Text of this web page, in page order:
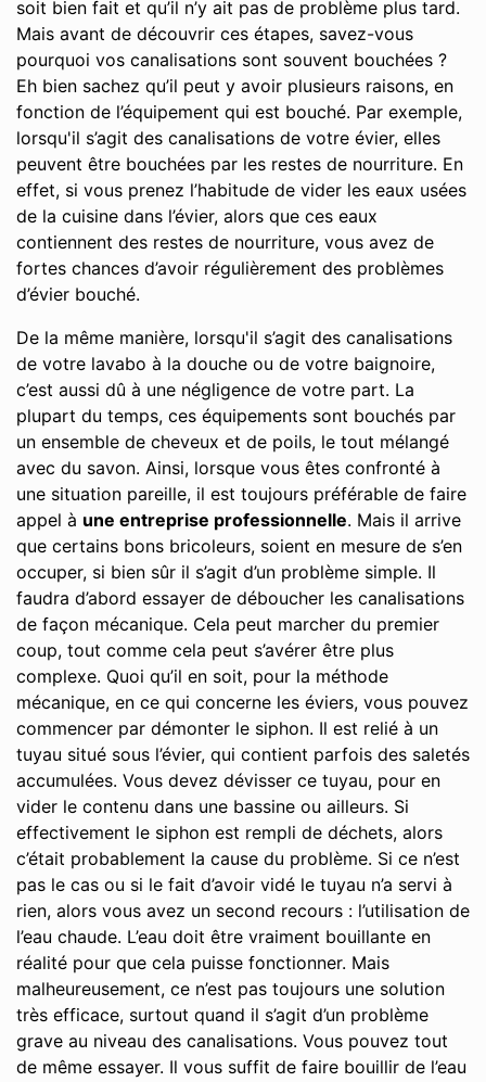
soit bien fait et qu’il n’y ait pas de problème plus tard.
Mais avant de découvrir ces étapes, savez-vous
pourquoi vos canalisations sont souvent bouchées ?
Eh bien sachez qu’il peut y avoir plusieurs raisons, en
fonction de l’équipement qui est bouché. Par exemple,
lorsqu'il s’agit des canalisations de votre évier, elles
peuvent être bouchées par les restes de nourriture. En
effet, si vous prenez l’habitude de vider les eaux usées
de la cuisine dans l’évier, alors que ces eaux
contiennent des restes de nourriture, vous avez de
fortes chances d’avoir régulièrement des problèmes
d’évier bouché.
De la même manière, lorsqu'il s’agit des canalisations
de votre lavabo à la douche ou de votre baignoire,
c’est aussi dû à une négligence de votre part. La
plupart du temps, ces équipements sont bouchés par
un ensemble de cheveux et de poils, le tout mélangé
avec du savon. Ainsi, lorsque vous êtes confronté à
une situation pareille, il est toujours préférable de faire
appel à une entreprise professionnelle. Mais il arrive
que certains bons bricoleurs, soient en mesure de s’en
occuper, si bien sûr il s’agit d’un problème simple. Il
faudra d’abord essayer de déboucher les canalisations
de façon mécanique. Cela peut marcher du premier
coup, tout comme cela peut s’avérer être plus
complexe. Quoi qu’il en soit, pour la méthode
mécanique, en ce qui concerne les éviers, vous pouvez
commencer par démonter le siphon. Il est relié à un
tuyau situé sous l’évier, qui contient parfois des saletés
accumulées. Vous devez dévisser ce tuyau, pour en
vider le contenu dans une bassine ou ailleurs. Si
effectivement le siphon est rempli de déchets, alors
c’était probablement la cause du problème. Si ce n’est
pas le cas ou si le fait d’avoir vidé le tuyau n’a servi à
rien, alors vous avez un second recours : l’utilisation de
l’eau chaude. L’eau doit être vraiment bouillante en
réalité pour que cela puisse fonctionner. Mais
malheureusement, ce n’est pas toujours une solution
très efficace, surtout quand il s’agit d’un problème
grave au niveau des canalisations. Vous pouvez tout
de même essayer. Il vous suffit de faire bouillir de l’eau